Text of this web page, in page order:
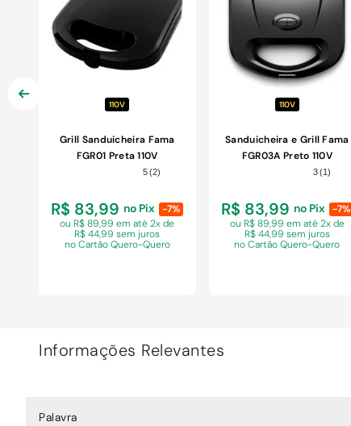
110V
Grill Sanduicheira Fama
FGR01 Preta 110V
5(2)
R$ 83,99 no Pix
-7%
ou R$ 89,99 ematé 2x de
R$ 44,99 sem juros
no Cartão Quero-Quero
110V
Sanduicheira e Grill Fama
FGR03A Preto 110V
3(1)
R$ 83,99 no Pix
-7%
ou R$ 89,99 em até 2x de
R$ 44,99 sem juros
no Cartão Quero-Quero
Informações Relevantes
Palavra